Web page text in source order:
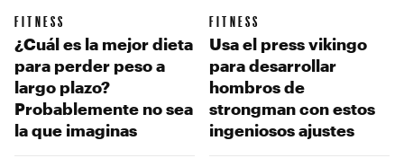
FITNESS
¿Cuál es la mejor dieta
para perder peso a
largo plazo?
Probablemente no sea
la que imaginas
FITNESS
Usa el press vikingo
para desarrollar
hombros de
strongman con estos
ingeniosos ajustes